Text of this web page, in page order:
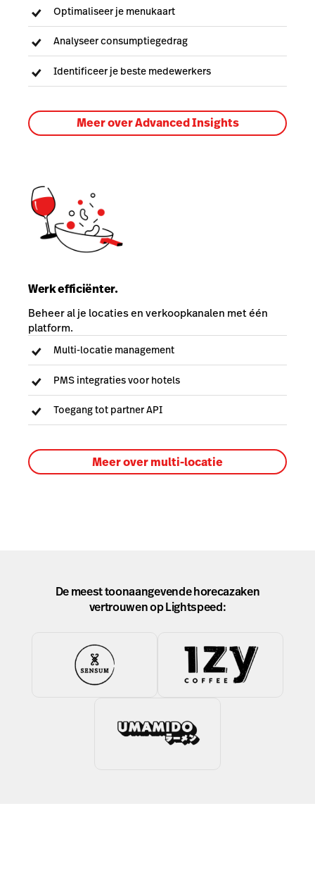
Optimaliseer je menukaart
Analyseer consumptiegedrag
Identificeer je beste medewerkers
Meer over Advanced Insights
Werk efficiënter.
Beheer al je locaties en verkoopkanalen met één
platform.
Multi-locatie management
PMS integraties voor hotels
Toegang tot partner API
Meer over multi-locatie
De meest toonaangevende horecazaken
vertrouwen op Lightspeed: